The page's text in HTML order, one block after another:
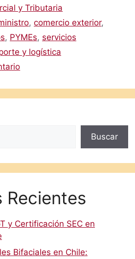
y Tributaria
,comercio exterior,
, PYMEs, servicios
y logística
Buscar
Recientes
y Certificación SEC en
Bifaciales en Chile: